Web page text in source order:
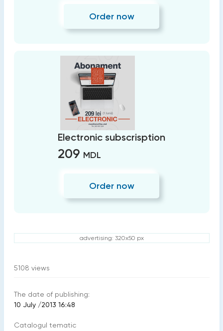
Order now
Electronic subscrisption
209 MDL
Order now
advertising: 320x50 px
5108 views
The date of publishing:
10 July /2013 16:48
Catalogul tematic